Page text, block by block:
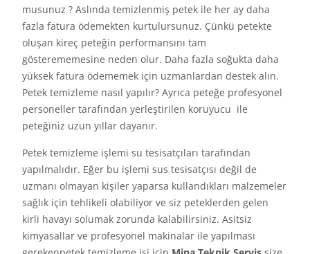
musunuz ? Aslında temizlenmiş petek ile her ay daha
fazla fatura ödemekten kurtulursunuz. Çünkü petekte
oluşan kireç peteğin performansını tam
gösterememesine neden olur. Daha fazla soğukta daha
yüksek fatura ödememek için uzmanlardan destek alın.
Petek temizleme nasıl yapılır? Ayrıca peteğe profesyonel
personeller tarafından yerleştirilen koruyucu ile
peteğiniz uzun yıllar dayanır.
Petek temizleme işlemi su tesisatçıları tarafından
yapılmalıdır. Eğer bu işlemi sus tesisatçısı değil de
uzmanı olmayan kişiler yaparsa kullandıkları malzemeler
sağlık için tehlikeli olabiliyor ve siz peteklerden gelen
kirli havayı solumak zorunda kalabilirsiniz. Asitsiz
kimyasallar ve profesyonel makinalar ile yapılması